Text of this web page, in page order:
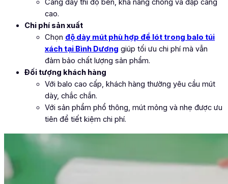
Càng dày thì độ bền, khả năng chống va đập càng
cao.
Chi phí sản xuất
Chọn độ dày mút phù hợp để lót trong balo túi
xách tại Bình Dương giúp tối ưu chi phí mà vẫn
đảm bảo chất lượng sản phẩm.
Đối tượng khách hàng
Với balo cao cấp, khách hàng thường yêu cầu mút
dày, chắc chắn.
Với sản phẩm phổ thông, mút mỏng và nhẹ được ưu
tiên để tiết kiệm chi phí.